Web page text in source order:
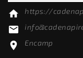
home https://
email
location_on Encamp